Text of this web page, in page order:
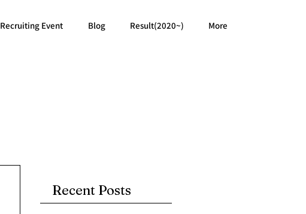
Recruiting Event Blog Result(2020~) More
Recent Posts